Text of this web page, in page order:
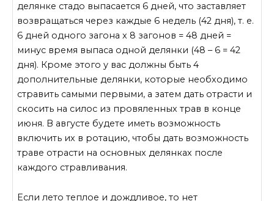
делянке стадо выпасается 6 дней, что заставляет
возвращаться через каждые 6 недель (42 дня), т. е.
6 дней одного загона x 8 загонов = 48 дней =
минус время выпаса одной делянки (48 – 6 = 42
дня). Кроме этого у вас должны быть 4
дополнительные делянки, которые необходимо
стравить самыми первыми, а затем дать отрасти и
скосить на силос из провяленных трав в конце
июня. В августе будете иметь возможность
включить их в ротацию, чтобы дать возможность
траве отрасти на основных делянках после
каждого стравливания.
Если лето теплое и дождливое, то нет